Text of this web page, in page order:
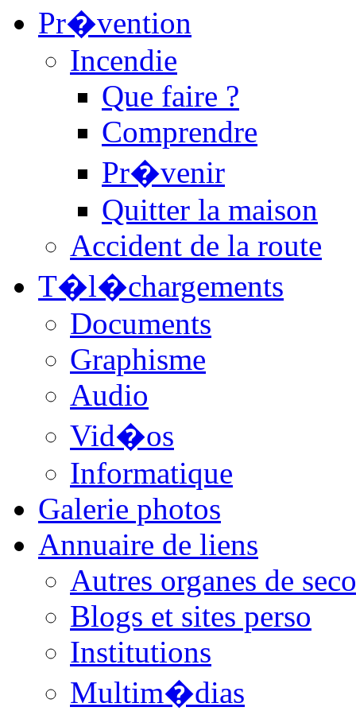
Pr�vention
Incendie
Que faire ?
Comprendre
Pr�venir
Quitter la maison
Accident de la route
T�l�chargements
Documents
Graphisme
Audio
Vid�os
Informatique
Galerie photos
Annuaire de liens
Autres organes de
Blogs et sites perso
Institutions
Multim�dias